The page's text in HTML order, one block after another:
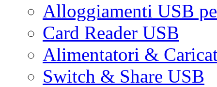
Alloggiamenti USB
Card Reader USB
Alimentatori &
Switch & Share USB